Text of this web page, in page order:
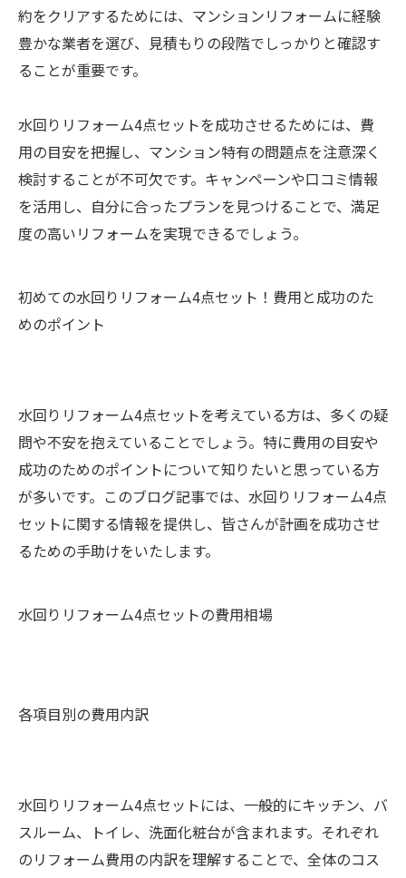
約をクリアするためには、マンションリフォームに経験
豊かな業者を選び、見積もりの段階でしっかりと確認す
ることが重要です。
水回りリフォーム4点セットを成功させるためには、費
用の目安を把握し、マンション特有の問題点を注意深く
検討することが不可欠です。キャンペーンや口コミ情報
を活用し、自分に合ったプランを見つけることで、満足
度の高いリフォームを実現できるでしょう。
初めての水回りリフォーム4点セット！費用と成功のた
めのポイント
水回りリフォーム4点セットを考えている方は、多くの疑
問や不安を抱えていることでしょう。特に費用の目安や
成功のためのポイントについて知りたいと思っている方
が多いです。このブログ記事では、水回りリフォーム4点
セットに関する情報を提供し、皆さんが計画を成功させ
るための手助けをいたします。
水回りリフォーム4点セットの費用相場
各項目別の費用内訳
水回りリフォーム4点セットには、一般的にキッチン、バ
スルーム、トイレ、洗面化粧台が含まれます。それぞれ
のリフォーム費用の内訳を理解することで、全体のコス